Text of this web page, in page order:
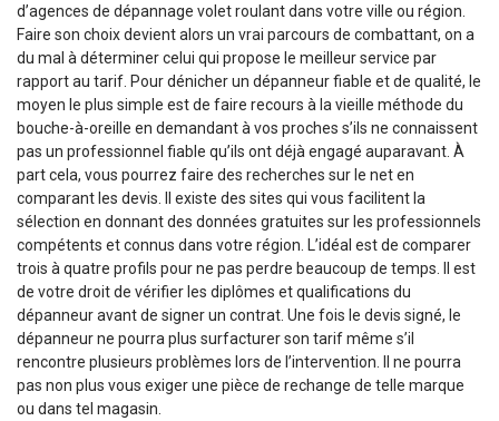
d’agences de dépannage volet roulant dans votre ville ou région.
Faire son choix devient alors un vrai parcours de combattant, on a
du mal à déterminer celui qui propose le meilleur service par
rapport au tarif. Pour dénicher un dépanneur fiable et de qualité, le
moyen le plus simple est de faire recours à la vieille méthode du
bouche-à-oreille en demandant à vos proches s’ils ne connaissent
pas un professionnel fiable qu’ils ont déjà engagé auparavant. À
part cela, vous pourrez faire des recherches sur le net en
comparant les devis. Il existe des sites qui vous facilitent la
sélection en donnant des données gratuites sur les professionnels
compétents et connus dans votre région. L’idéal est de comparer
trois à quatre profils pour ne pas perdre beaucoup de temps. Il est
de votre droit de vérifier les diplômes et qualifications du
dépanneur avant de signer un contrat. Une fois le devis signé, le
dépanneur ne pourra plus surfacturer son tarif même s’il
rencontre plusieurs problèmes lors de l’intervention. Il ne pourra
pas non plus vous exiger une pièce de rechange de telle marque
ou dans tel magasin.